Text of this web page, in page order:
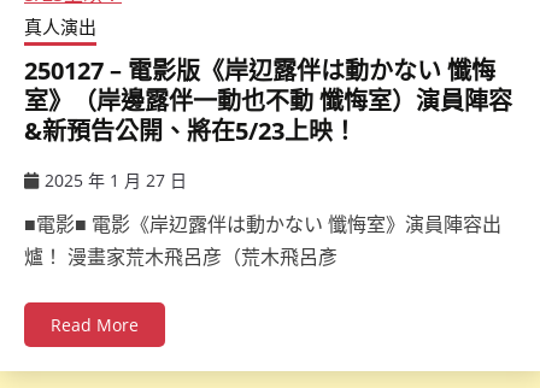
真人演出
250127 – 電影版《岸辺露伴は動かない 懺悔
室》（岸邊露伴一動也不動 懺悔室）演員陣容
&新預告公開、將在5/23上映！
2025 年 1 月 27 日
■電影■ 電影《岸辺露伴は動かない 懺悔室》演員陣容出
爐！ 漫畫家荒木飛呂彦（荒木飛呂彥
Read More